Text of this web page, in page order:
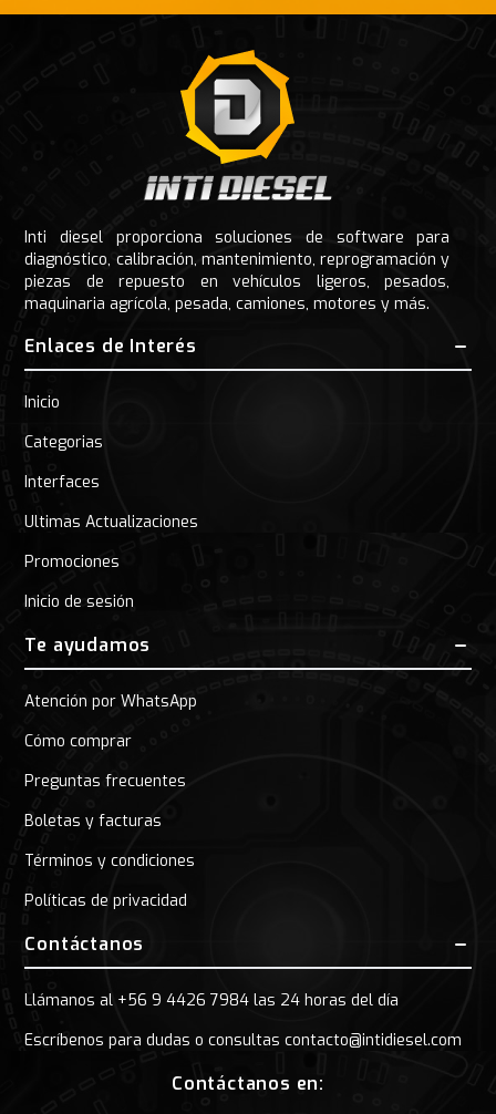
Inti diesel proporciona soluciones de software para
diagnóstico, calibración, mantenimiento, reprogramación y
piezas de repuesto en vehículos ligeros, pesados,
maquinaria agrícola, pesada, camiones, motores y más.
Enlaces de Interés
Inicio
Categorias
Interfaces
Ultimas Actualizaciones
Promociones
Inicio de sesión
Te ayudamos
Atención por WhatsApp
Cómo comprar
Preguntas frecuentes
Boletas y facturas
Términos y condiciones
Políticas de privacidad
Contáctanos
Llámanos al +56 9 4426 7984 las 24 horas del día
Escríbenos para dudas o consultas contacto@intidiesel.com
Contáctanos en: